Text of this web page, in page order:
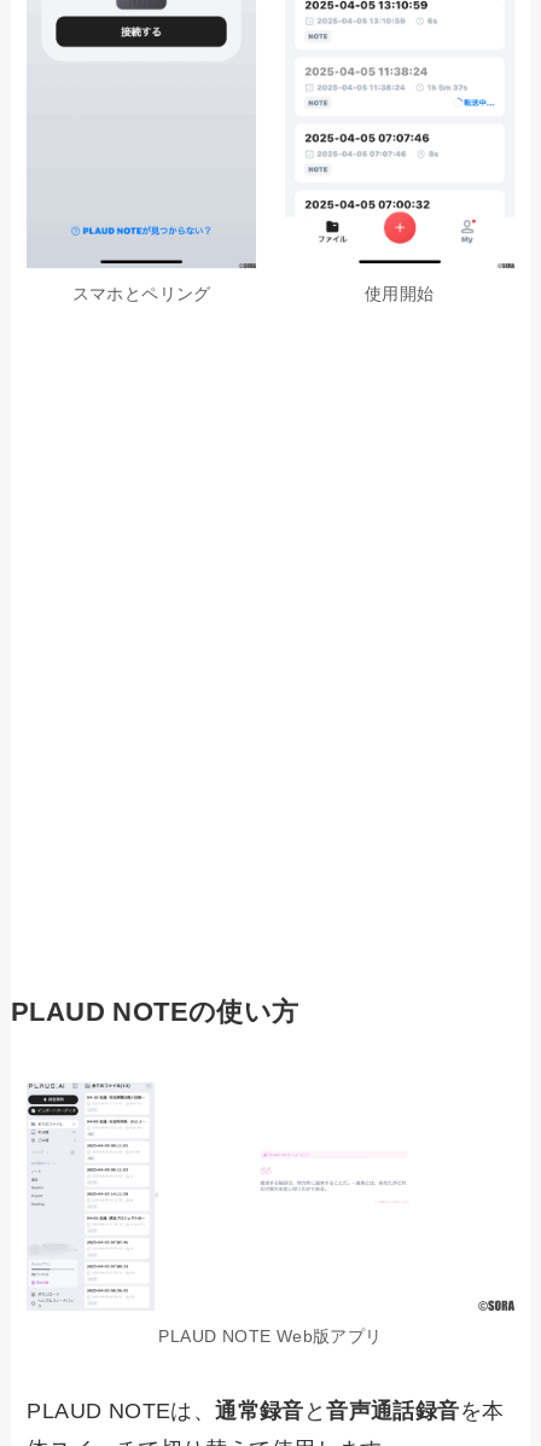
スマホとペリング 使用開始
PLAUD NOTEの使い方
PLAUD NOTE Web版アプリ
PLAUD NOTEは、通常録音 と音声通話録音を本